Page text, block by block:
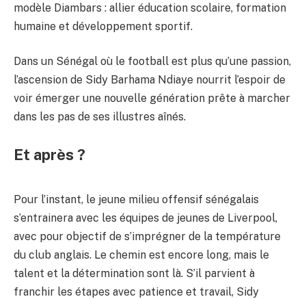
modèle Diambars : allier éducation scolaire, formation
humaine et développement sportif.
Dans un Sénégal où le football est plus qu’une passion,
l’ascension de Sidy Barhama Ndiaye nourrit l’espoir de
voir émerger une nouvelle génération prête à marcher
dans les pas de ses illustres aînés.
Et après ?
Pour l’instant, le jeune milieu offensif sénégalais
s’entrainera avec les équipes de jeunes de Liverpool,
avec pour objectif de s’imprégner de la température
du club anglais. Le chemin est encore long, mais le
talent et la détermination sont là. S’il parvient à
franchir les étapes avec patience et travail, Sidy